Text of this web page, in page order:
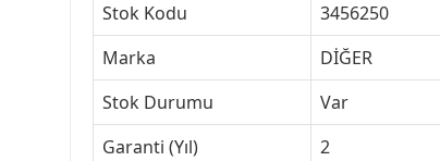
Stok Kodu
3456250
Marka
DİĞER
Stok Durumu
Var
Garanti (Yıl)
2